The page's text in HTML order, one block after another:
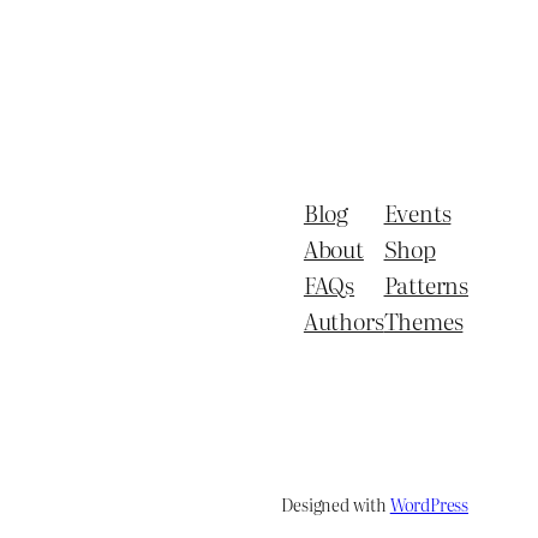
Blog
About
FAQs
Authors
Events
Shop
Patterns
Themes
Designed withWordPress